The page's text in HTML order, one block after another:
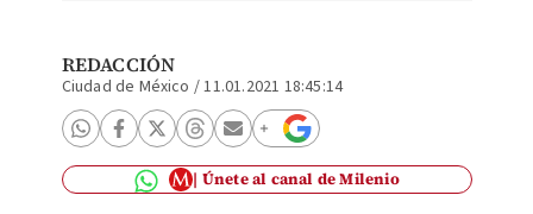
REDACCIÓN
Ciudad de México /11.01.2021 18:45:14
Únete al canal de Milenio